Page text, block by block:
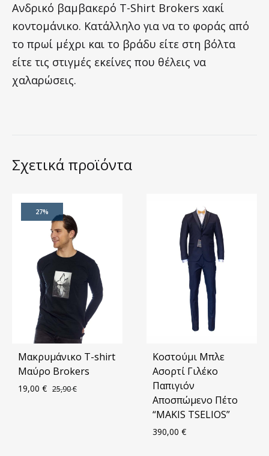
Ανδρικό βαμβακερό T-Shirt Brokers xακί
κοντομάνικο. Κατάλληλο για να το φοράς από
το πρωί μέχρι και το βράδυ είτε στη βόλτα
είτε τις στιγμές εκείνες που θέλεις να
χαλαρώσεις.
Σχετικά προϊόντα
27%
Μακρυμάνικο T-shirt
Μαύρο Brokers
19,00 € 25,90€
ΠΡΟΣΘΗΚΗ
Κοστούμι Μπλε
Ασορτί Γιλέκο
Παπιγιόν
Αποσπώμενο Πέτο
“MAKIS TSELIOS”
390,00 €